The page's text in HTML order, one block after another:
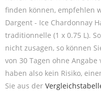
finden können, empfehlen
Dargent - Ice Chardonnay
traditionnelle (1 x 0.75 L).
nicht zusagen, so können
von 30 Tagen ohne
haben also kein Risiko,
Sie aus der